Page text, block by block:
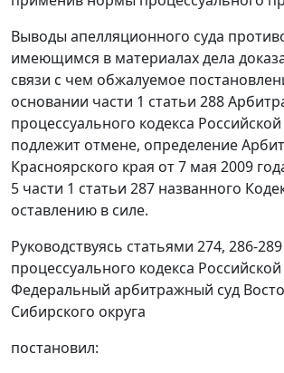
Выводы апелляционного суда
имеющимся в материалах дела
связи с чем обжалуемое
основании части 1 статьи 288
процессуального кодекса
подлежит отмене, определение
Красноярского края от 7 мая 2009
5 части 1 статьи 287 названного
оставлению в силе.
Руководствуясь статьями 274, 286-289
процессуального кодекса
Федеральный арбитражный суд
Сибирского округа
постановил: